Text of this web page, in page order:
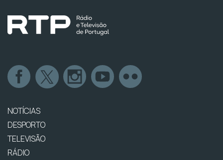
NOTÍCIAS
DESPORTO
TELEVISÃO
RÁDIO